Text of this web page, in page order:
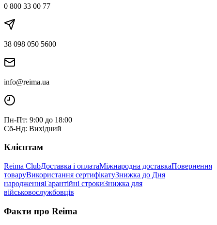
0 800 33 00 77
38 098 050 5600
info@reima.ua
Пн-Пт: 9:00 до 18:00
Сб-Нд: Вихідний
Клієнтам
Reima ClubДоставка і оплатаМіжнародна доставкаПовернення
товаруВикористання сертифікатуЗнижка до Дня
народженняГарантійні строкиЗнижка для
військовослужбовців
Факти про Reima